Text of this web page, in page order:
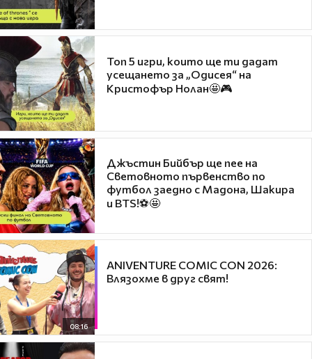
Топ 5 игри, които ще ти дадат
усещането за „Одисея“ на
Кристофър Нолан🤩🎮
Джъстин Бийбър ще пее на
Световното първенство по
футбол заедно с Мадона, Шакира
и BTS!⚽🤩
08:16
ANIVENTURE COMIC CON 2026:
Влязохме в друг свят!